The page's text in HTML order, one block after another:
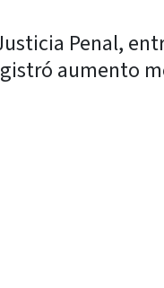
Penal,
aumento